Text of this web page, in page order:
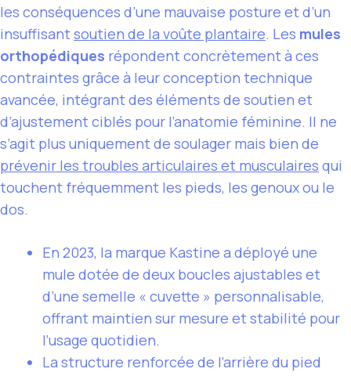
les conséquences d’une mauvaise posture et d’un
insuffisantsoutien de la voûte plantaire. Les mules
orthopédiques répondent concrètement à ces
contraintes grâce à leur conception technique
avancée, intégrant des éléments de soutien et
d’ajustement ciblés pour l’anatomie féminine. Il ne
s’agit plus uniquement de soulager mais bien de
prévenir les troubles articulaires et musculaires qui
touchent fréquemment les pieds, les genoux ou le
dos.
En 2023, la marque Kastine a déployé une
mule dotée de deux boucles ajustables et
d’une semelle « cuvette » personnalisable,
offrant maintien sur mesure et stabilité pour
l’usage quotidien.
La structure renforcée de l’arrière du pied